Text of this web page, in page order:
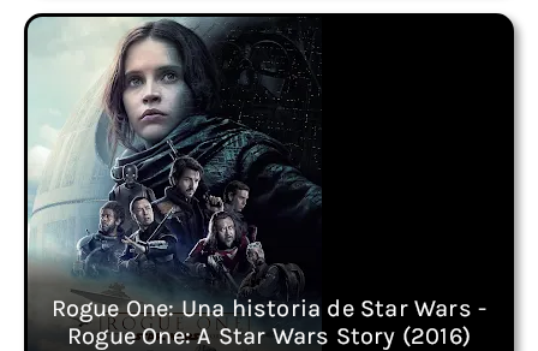
Rogue One: Una historia de Star Wars -
Rogue One: A Star Wars Story (2016)